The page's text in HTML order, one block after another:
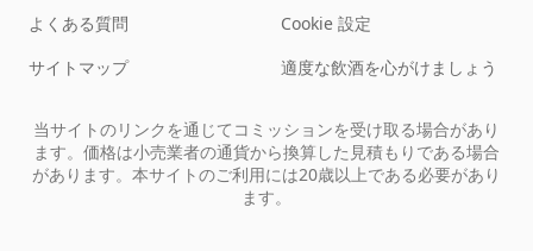
よくある質問
サイトマップ
Cookie 設定
適度な飲酒を心がけましょう
当サイトのリンクを通じてコミッションを受け取る場合があり
ます。価格は小売業者の通貨から換算した見積もりである場合
があります。本サイトのご利用には20歳以上である必要があり
ます。